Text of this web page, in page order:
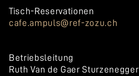
Tisch-Reservationen
cafe.ampuls@ref-zozu.ch
Betriebsleitung
Ruth Van de Gaer Sturzenegger